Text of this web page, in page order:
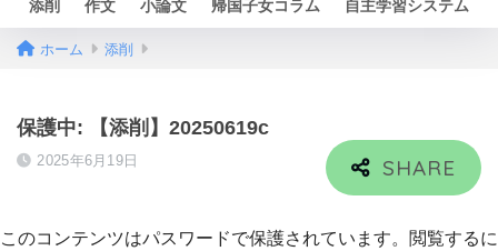
添削 作文 小論文 帰国子女コラム 自主学習システム
ホーム 添削
保護中: 【添削】20250619c
2025年6月19日
このコンテンツはパスワードで保護されています。閲覧するに